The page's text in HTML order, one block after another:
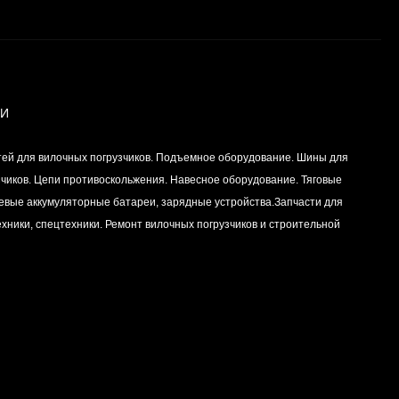
Вкладыш коренной (0,5)
(1шт - 1 половинка) для
двигателей
Цена по
запросу
для вилочных погрузчиков. Подъемное оборудование. Шины для
Цепи противоскольжения. Навесное оборудование. Тяговые
аккумуляторные батареи, зарядные устройства.Запчасти для
спецтехники. Ремонт вилочных погрузчиков и строительной